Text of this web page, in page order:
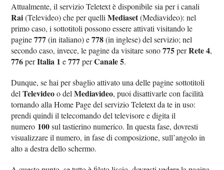
Attualmente, il servizio Teletext è disponibile sia per i canali
Rai(Televideo) che per quelliMediaset(Mediavideo): nel
primo caso, i sottotitoli possono essere attivati visitando le
pagine777(in italiano) e778(in inglese) del servizio; nel
secondo caso, invece, le pagine da visitare sono775perRete 4,
776perItalia 1 e777perCanale 5.
Dunque, se hai per sbaglio attivato una delle pagine sottotitoli
delTelevideoo delMediavideo, puoi disattivarle con facilità
tornando alla Home Page del servizio Teletext da te in uso:
prendi quindi il telecomando del televisore e digita il
numero 100sul tastierino numerico. In questa fase, dovresti
visualizzare il numero, in fase di composizione, sull’angolo in
alto a destra dello schermo.